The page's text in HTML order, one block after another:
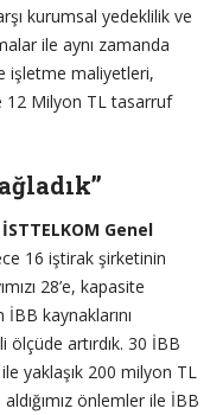
kurumsal yedeklilik ve
ile aynı zamanda
işletme maliyetleri,
12 Milyon TL tasarruf
İSTTELKOM Genel
16 iştirak şirketinin
28’e, kapasite
İBB kaynaklarını
artırdık. 30 İBB
yaklaşık 200 milyon TL
aldığımız önlemler ile İBB